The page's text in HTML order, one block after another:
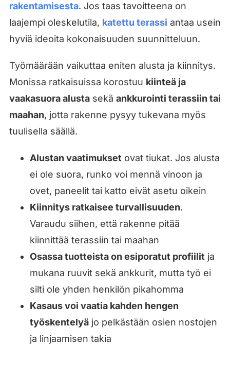
rakentamisesta. Jos taas tavoitteena on
laajempi oleskelutila, katettu terassi antaa usein
hyviä ideoita kokonaisuuden suunnitteluun.
Työmäärään vaikuttaa eniten alusta ja kiinnitys.
Monissa ratkaisuissa korostuu kiinteä ja
vaakasuora alustasekä ankkurointi terassiin tai
maahan, jotta rakenne pysyy tukevana myös
tuulisella säällä.
Alustan vaatimukset ovat tiukat. Jos alusta
ei ole suora, runko voi mennä vinoon ja
ovet, paneelit tai katto eivät asetu oikein
Kiinnitys ratkaisee turvallisuuden.
Varaudu siihen, että rakenne pitää
kiinnittää terassiin tai maahan
Osassa tuotteista on esiporatut profiilit ja
mukana ruuvit sekä ankkurit, mutta työ ei
silti ole yhden henkilön pikahomma
Kasaus voi vaatia kahden hengen
työskentelyäjo pelkästään osien nostojen
ja linjaamisen takia